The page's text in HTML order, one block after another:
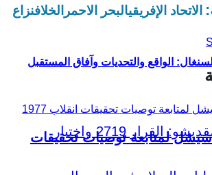
الواقع والتحديات وآفاق المستقبل
الاتحاد الإفريقيالبحر الاحمر الخلافنزاع
لمتابعة توصيات تحقيقات